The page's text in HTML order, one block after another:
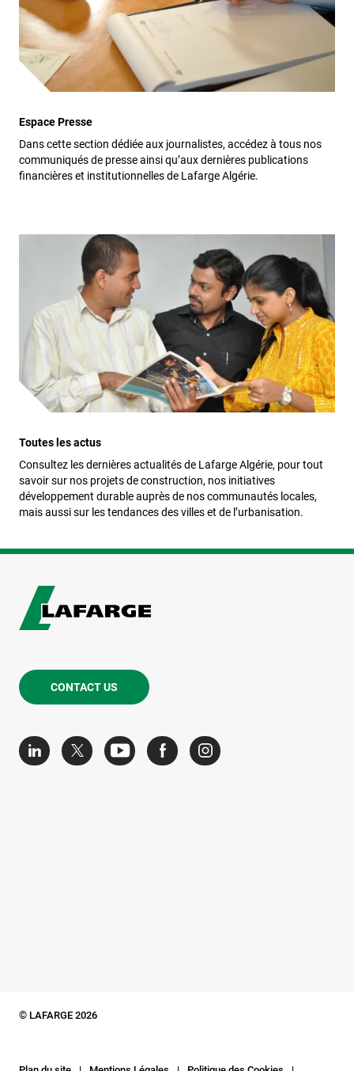
Espace Presse
Dans cette section dédiée aux journalistes, accédez à tous nos
communiqués de presse ainsi qu’aux dernières publications
financières et institutionnelles de Lafarge Algérie.
Toutes les actus
Consultez les dernières actualités de Lafarge Algérie, pour tout
savoir sur nos projets de construction, nos initiatives
développement durable auprès de nos communautés locales,
mais aussi sur les tendances des villes et de l’urbanisation.
CONTACT US
© LAFARGE 2026